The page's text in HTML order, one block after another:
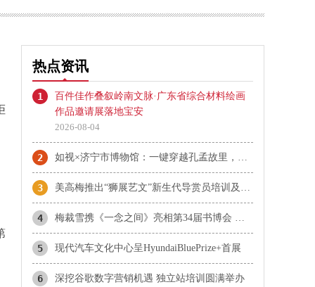
热点资讯
1
百件佳作叠叙岭南文脉·广东省综合材料绘画
作品邀请展落地宝安
2026-08-04
2 如视×济宁市博物馆：一键穿越孔孟故里，云端深挖济宁千年文脉
3 美高梅推出“狮展艺文”新生代导赏员培训及大使计划
4 梅裁雪携《一念之间》亮相第34届书博会 为当代女性点亮心灵自渡之光
5 现代汽车文化中心呈HyundaiBluePrize+首展
6 深挖谷歌数字营销机遇 独立站培训圆满举办